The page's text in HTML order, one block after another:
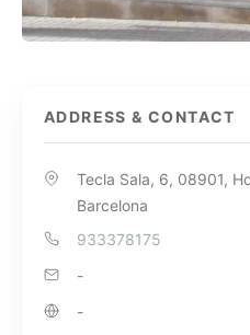
ADDRESS & CONTACT
Tecla Sala, 6, 08901,
Barcelona
933378175
-
-